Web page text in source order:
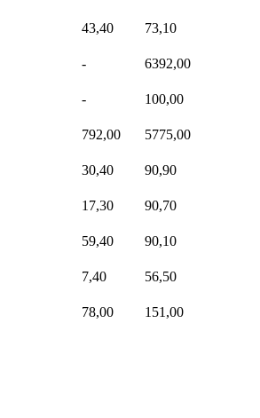
43,40
73,10
-
6392,00
-
100,00
792,00
5775,00
30,40
90,90
17,30
90,70
59,40
90,10
7,40
56,50
78,00 151,00